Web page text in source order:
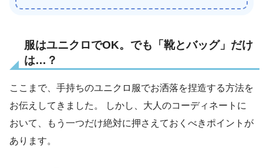
服はユニクロでOK。でも「靴とバッグ」だけ
は…？
ここまで、手持ちのユニクロ服でお洒落を捏造する方法を
お伝えしてきました。 しかし、大人のコーディネートに
おいて、もう一つだけ絶対に押さえておくべきポイントが
あります。